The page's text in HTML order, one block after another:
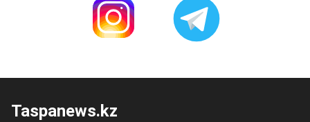
Taspanews.kz